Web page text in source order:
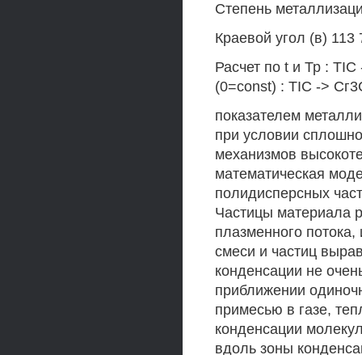
Степень
Краевой угол (в)
Расчет по t и Тр :
(0=const) : TIC ->
показателем
при условии
механизмов
математическая
полидисперсных
Частицы материала
плазменного потока,
смеси и частиц
конденсации не
приближении
примесью в газе,
конденсации
вдоль зоны